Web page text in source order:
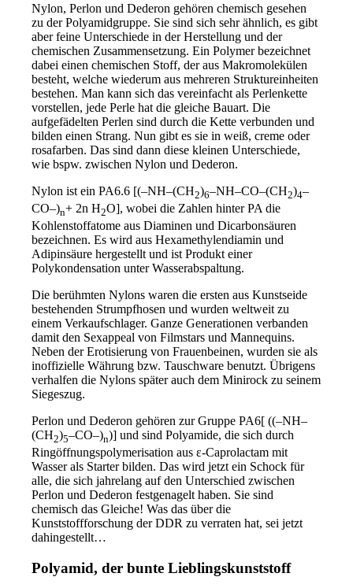
Nylon, Perlon und Dederon gehören chemisch gesehen
zu der Polyamidgruppe. Sie sind sich sehr ähnlich, es gibt
aber feine Unterschiede in der Herstellung und der
chemischen Zusammensetzung. Ein Polymer bezeichnet
dabei einen chemischen Stoff, der aus Makromolekülen
besteht, welche wiederum aus mehreren Struktureinheiten
bestehen. Man kann sich das vereinfacht als Perlenkette
vorstellen, jede Perle hat die gleiche Bauart. Die
aufgefädelten Perlen sind durch die Kette verbunden und
bilden einen Strang. Nun gibt es sie in weiß, creme oder
rosafarben. Das sind dann diese kleinen Unterschiede,
wie bspw. zwischen Nylon und Dederon.
Nylon ist ein PA6.6 [(–NH–(CH2)6–NH–CO–(CH2)4–
CO–)n+ 2n H2O], wobei die Zahlen hinter PA die
Kohlenstoffatome aus Diaminen und Dicarbonsäuren
bezeichnen. Es wird aus Hexamethylendiamin und
Adipinsäure hergestellt und ist Produkt einer
Polykondensation unter Wasserabspaltung.
Die berühmten Nylons waren die ersten aus Kunstseide
bestehenden Strumpfhosen und wurden weltweit zu
einem Verkaufschlager. Ganze Generationen verbanden
damit den Sexappeal von Filmstars und Mannequins.
Neben der Erotisierung von Frauenbeinen, wurden sie als
inoffizielle Währung bzw. Tauschware benutzt. Übrigens
verhalfen die Nylons später auch dem Minirock zu seinem
Siegeszug.
Perlon und Dederon gehören zur Gruppe PA6[ ((–NH–
(CH2)5–CO–)n)] und sind Polyamide, die sich durch
Ringöffnungspolymerisation aus ε-Caprolactam mit
Wasser als Starter bilden. Das wird jetzt ein Schock für
alle, die sich jahrelang auf den Unterschied zwischen
Perlon und Dederon festgenagelt haben. Sie sind
chemisch das Gleiche! Was das über die
Kunststoffforschung der DDR zu verraten hat, sei jetzt
dahingestellt…
Polyamid, der bunte Lieblingskunststoff